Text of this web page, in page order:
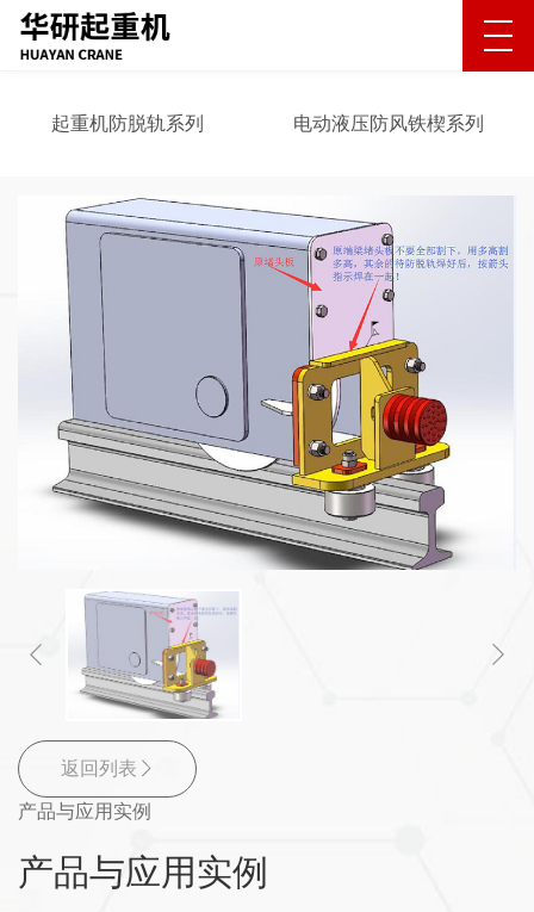
起重机防脱轨系列 电动液压防风铁楔系列
返回列表
产品与应用实例
产品与应用实例